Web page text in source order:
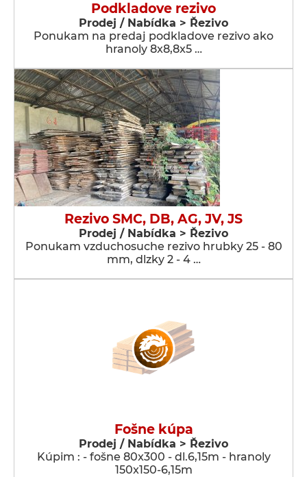
Podkladove rezivo
Prodej / Nabídka > Řezivo
Ponukam na predaj podkladove rezivo ako
hranoly 8x8,8x5 …
Rezivo SMC, DB, AG, JV, JS
Prodej / Nabídka > Řezivo
Ponukam vzduchosuche rezivo hrubky 25 - 80
mm, dlzky 2 - 4 …
Fošne kúpa
Prodej / Nabídka > Řezivo
Kúpim : - fošne 80x300 - dl.6,15m - hranoly
150x150-6,15m